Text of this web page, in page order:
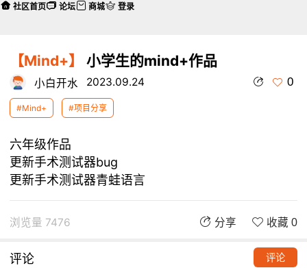
【Mind+】 小学生的mind+作品
小白开水 2023.09.24 0
#Mind+ #项目分享
六年级作品
更新手术测试器bug
更新手术测试器青蛙语言
浏览量 7476 分享 收藏 0
评论 评论
社区首页 论坛 商城 登录